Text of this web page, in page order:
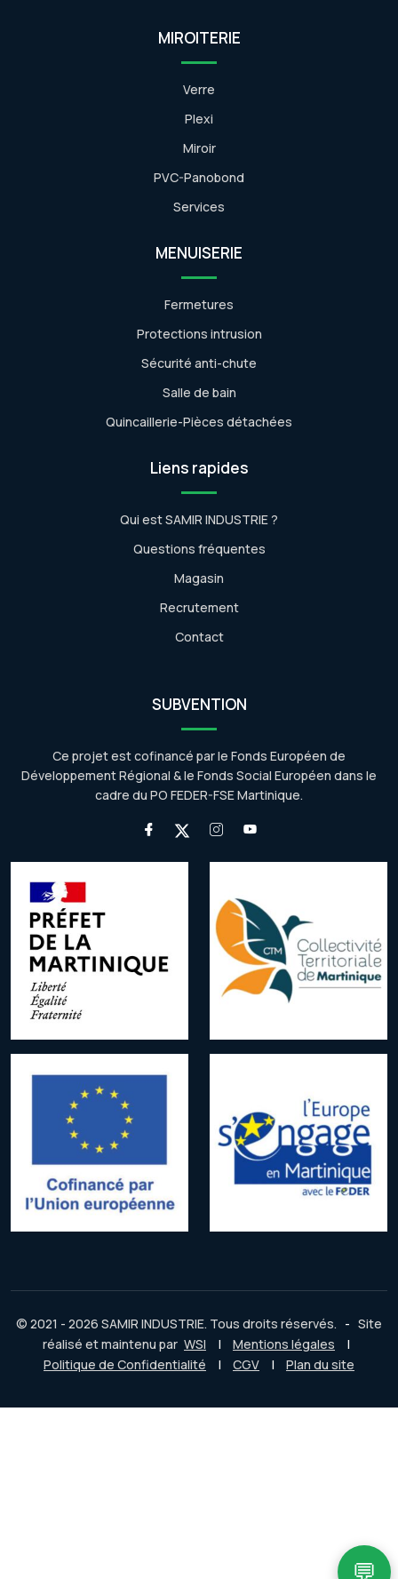
MIROITERIE
Verre
Plexi
Miroir
PVC-Panobond
Services
MENUISERIE
Fermetures
Protections intrusion
Sécurité anti-chute
Salle de bain
Quincaillerie-Pièces détachées
Liens rapides
Qui est SAMIR INDUSTRIE ?
Questions fréquentes
Magasin
Recrutement
Contact
SUBVENTION
Ce projet est cofinancé par le Fonds Européen de
Développement Régional & le Fonds Social Européen dans le
cadre du PO FEDER-FSE Martinique.
© 2021 - 2026 SAMIR INDUSTRIE. Tous droits réservés. - Site
réalisé et maintenu par WSI | Mentions légales
|
Politique de Confidentialité
| CGV | Plan du site
💬